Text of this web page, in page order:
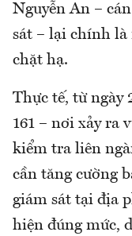
Nguyễn An –
sát – lại chính
chặt hạ.
Thực tế, từ ngày
161 – nơi xảy ra
kiểm tra liên
cần tăng cường
giám sát tại địa
hiện đúng mức,